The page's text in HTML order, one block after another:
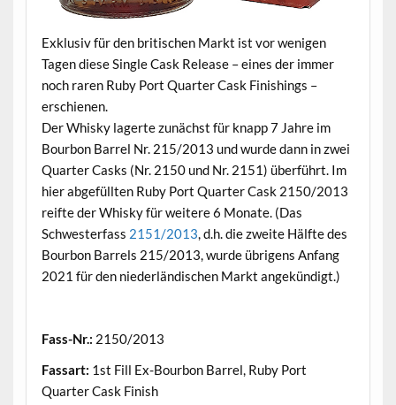
Exklusiv für den britischen Markt ist vor wenigen
Tagen diese Single Cask Release – eines der immer
noch raren Ruby Port Quarter Cask Finishings –
erschienen.
Der Whisky lagerte zunächst für knapp 7 Jahre im
Bourbon Barrel Nr. 215/2013 und wurde dann in zwei
Quarter Casks (Nr. 2150 und Nr. 2151) überführt. Im
hier abgefüllten Ruby Port Quarter Cask 2150/2013
reifte der Whisky für weitere 6 Monate. (Das
Schwesterfass 2151/2013, d.h. die zweite Hälfte des
Bourbon Barrels 215/2013, wurde übrigens Anfang
2021 für den niederländischen Markt angekündigt.)
Fass-Nr.: 2150/2013
Fassart: 1st Fill Ex-Bourbon Barrel, Ruby Port
Quarter Cask Finish